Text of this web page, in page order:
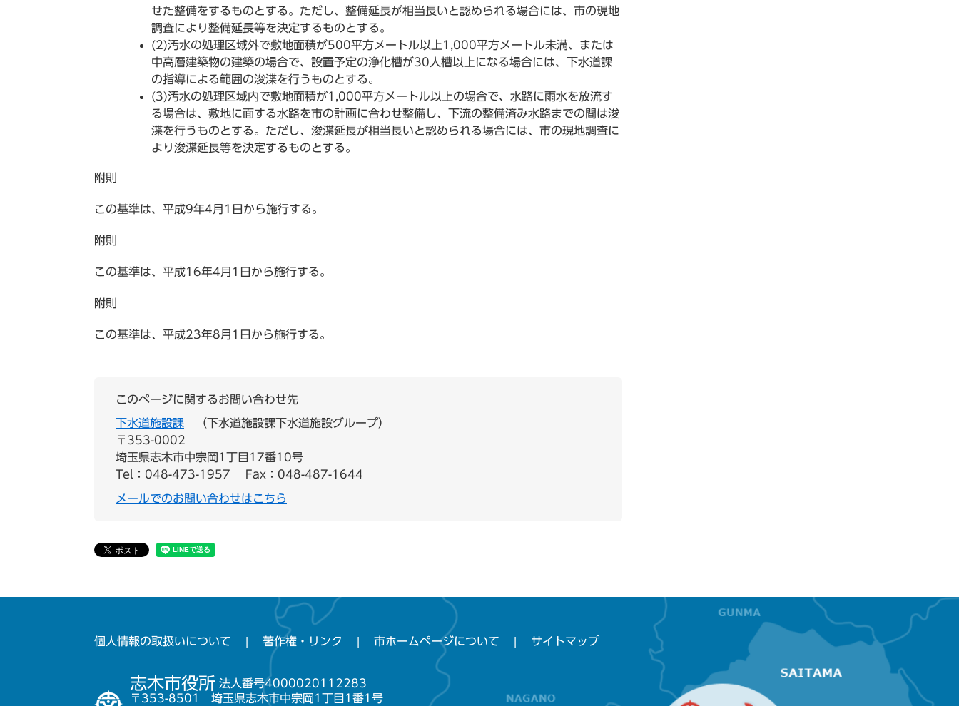
せた整備をするものとする。ただし、整備延長が相当長いと認められる場合には、市の現地
調査により整備延長等を決定するものとする。
(2)汚水の処理区域外で敷地面積が500平方メートル以上1,000平方メートル未満、または
中高層建築物の建築の場合で、設置予定の浄化槽が30人槽以上になる場合には、下水道課
の指導による範囲の浚渫を行うものとする。
(3)汚水の処理区域内で敷地面積が1,000平方メートル以上の場合で、水路に雨水を放流す
る場合は、敷地に面する水路を市の計画に合わせ整備し、下流の整備済み水路までの間は浚
渫を行うものとする。ただし、浚渫延長が相当長いと認められる場合には、市の現地調査に
より浚渫延長等を決定するものとする。
附則
この基準は、平成9年4月1日から施行する。
附則
この基準は、平成16年4月1日から施行する。
附則
この基準は、平成23年8月1日から施行する。
このページに関するお問い合わせ先
下水道施設課
下水道施設課下水道施設グループ
〒353-0002
埼玉県志木市中宗岡1丁目17番10号
Tel：048-473-1957
Fax：048-487-1644
メールでのお問い合わせはこちら
個人情報の取扱いについて 著作権・リンク 市ホームページについて サイトマップ
志木市役所 法人番号4000020112283
〒353-8501 埼玉県志木市中宗岡1丁目1番1号